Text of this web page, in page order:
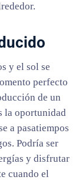
y el sol se
perfecto
de un
la oportunidad
a pasatiempos
Podría ser
y disfrutar
cuando el